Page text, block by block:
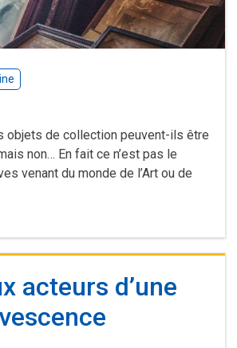
objets de collection peuvent-ils être
non… En fait ce n’est pas le
venant du monde de l’Art ou de
acteurs d’une